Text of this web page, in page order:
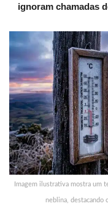
ignoram chamadas
Imagem ilustrativa mostra um
neblina, destacando